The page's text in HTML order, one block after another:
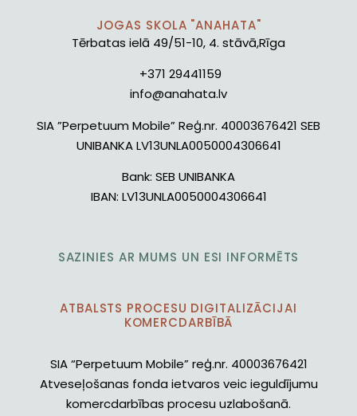
JOGAS SKOLA "ANAHATA"
Tērbatas ielā 49/51-10, 4. stāvā,Rīga
+371 29441159
info@anahata.lv
SIA ”Perpetuum Mobile” Reģ.nr. 40003676421 SEB
UNIBANKA LV13UNLA0050004306641
Bank: SEB UNIBANKA
IBAN: LV13UNLA0050004306641
SAZINIES AR MUMS UN ESI INFORMĒTS
ATBALSTS PROCESU DIGITALIZĀCIJAI
KOMERCDARBĪBĀ
SIA “Perpetuum Mobile” reģ.nr. 40003676421
Atveseļošanas fonda ietvaros veic ieguldījumu
komercdarbības procesu uzlabošanā.